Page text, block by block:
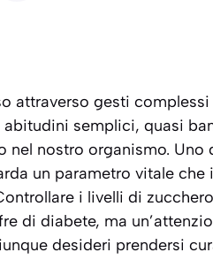
attraverso gesti
semplici, quasi
nel nostro organismo.
un parametro vitale che
i livelli di
di diabete, ma
desideri prendersi